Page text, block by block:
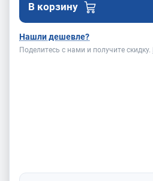
В корзину
Нашли дешевле?
Поделитесь с нами и получите скидку.